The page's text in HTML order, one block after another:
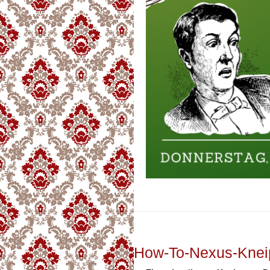
How-To-Nexus-